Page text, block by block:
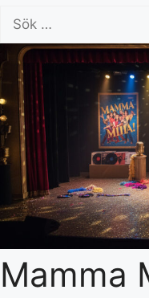
efter:
Mamma